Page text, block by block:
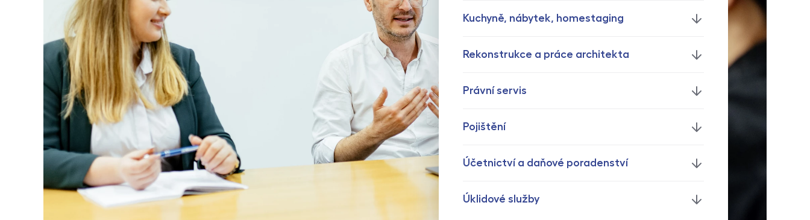
Kuchyně, nábytek, homestaging
Rekonstrukce a práce architekta
Právní servis
Pojištění
Účetnictví a daňové poradenství
Úklidové služby